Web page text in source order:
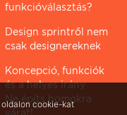
funkcióválasztás?
Design sprintről nem
csak designereknek
Koncepció, funkciók
és a helyes irány
Ne építs homokra
cookie-kat